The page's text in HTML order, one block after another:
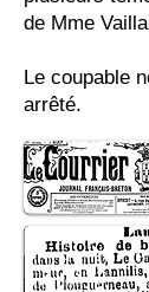
de Mme
Le coupable
arrêté. ​​​